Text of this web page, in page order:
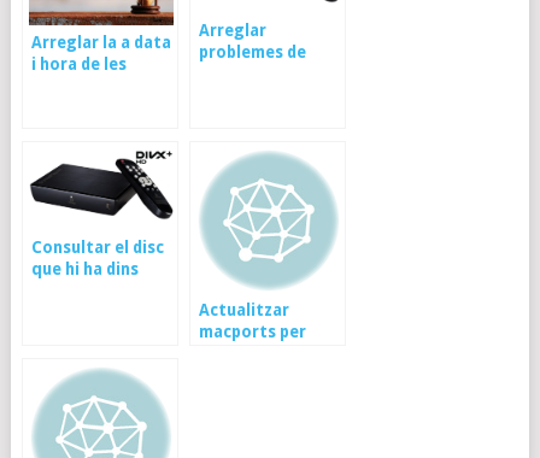
Arreglar la a data
i hora de les
Arreglar
problemes de
Consultar el disc
que hi ha dins
Actualitzar
macports per